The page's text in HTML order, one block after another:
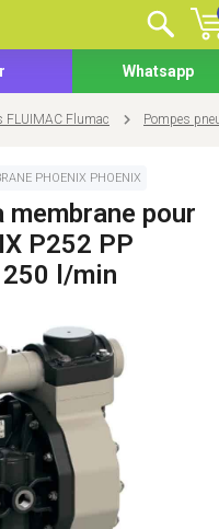
Whatsapp
FLUIMAC Flumac Pompes
PHOENIX PHOENIX
membrane pour
P252 PP
250 l/min